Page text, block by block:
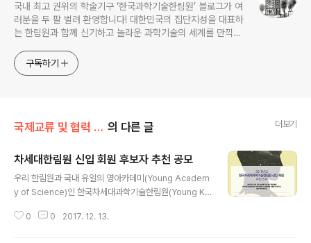
국내 최고 권위의 학술기구 ‘한국과학기술한림원’ 블로그가 여
러분을 두 팔 벌려 환영합니다! 대한민국의 집단지성을 대표하
는 한림원과 함께 신기하고 놀라운 과학기술의 세계를 만끽하
구독하기
국제교류 및 협력 증진/Y-KAST 의 다른 글 더보기
차세대한림원 신입 회원 후보자 추천 공모
우리 한림원과 국내 유일의 영아카데미(Young Academ
y of Science)인 한국차세대과학기술한림원(Young Ko
Y-KAST)은 오는 12월 18일부터 내년 1월 19일까지 한
0 0 2017. 12. 13.